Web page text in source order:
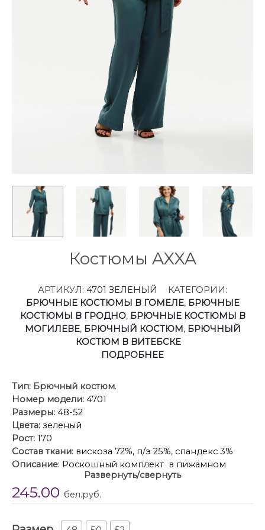
Костюмы AXXA
АРТИКУЛ: 4701 ЗЕЛЕНЫЙ
КАТЕГОРИИ:
БРЮЧНЫЕ КОСТЮМЫ В ГОМЕЛЕ, БРЮЧНЫЕ
КОСТЮМЫ В ГРОДНО, БРЮЧНЫЕ КОСТЮМЫ В
МОГИЛЕВЕ, БРЮЧНЫЙ КОСТЮМ, БРЮЧНЫЙ
КОСТЮМ В ВИТЕБСКЕ
ПОДРОБНЕЕ
Тип: Брючный костюм.
Номер модели: 4701
Размеры: 48-52
Цвета: зеленый
Рост: 170
Состав ткани: вискоза 72%, п/э 25%, спандекс 3%
Описание: Роскошный комплект в пижамном
стиле от бренда АХХА специально создан для
девушек и женщин, что бы Вы чувствовали себя
Развернуть/свернуть
245.00 бел.руб.